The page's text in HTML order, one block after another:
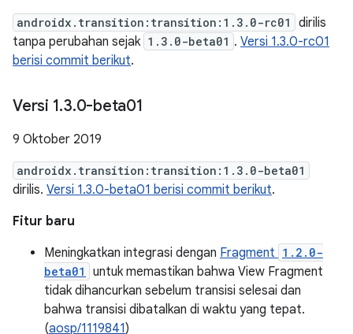
androidx.transition:transition:1.3.0-rc01
dirilis
tanpa perubahan sejak 1.3.0-beta01 . Versi 1.3.0-rc01
berisi commit berikut.
Versi 1.3.0-beta01
9 Oktober 2019
androidx.transition:transition:1.3.0-beta01
dirilis. Versi 1.3.0-beta01 berisi commit berikut.
Fitur baru
Meningkatkan integrasi dengan Fragment 1.2.0-
beta01
untuk memastikan bahwa View Fragment
tidak dihancurkan sebelum transisi selesai dan
bahwa transisi dibatalkan di waktu yang tepat.
(aosp/1119841)